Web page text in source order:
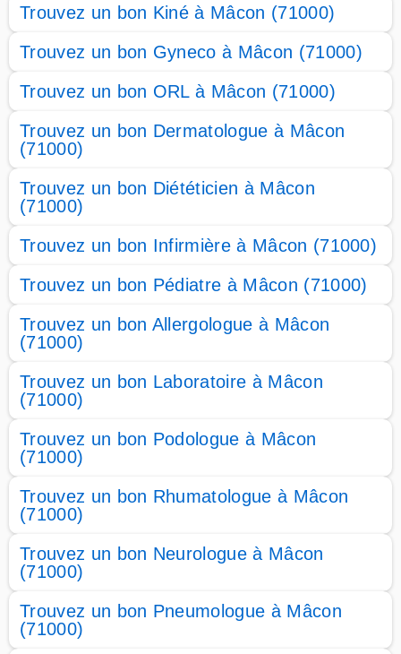
Trouvez un bon Kiné à Mâcon (71000)
Trouvez un bon Gyneco à Mâcon (71000)
Trouvez un bon ORL à Mâcon (71000)
Trouvez un bon Dermatologue à Mâcon
(71000)
Trouvez un bon Diététicien à Mâcon
(71000)
Trouvez un bon Infirmière à Mâcon (71000)
Trouvez un bon Pédiatre à Mâcon (71000)
Trouvez un bon Allergologue à Mâcon
(71000)
Trouvez un bon Laboratoire à Mâcon
(71000)
Trouvez un bon Podologue à Mâcon
(71000)
Trouvez un bon Rhumatologue à Mâcon
(71000)
Trouvez un bon Neurologue à Mâcon
(71000)
Trouvez un bon Pneumologue à Mâcon
(71000)